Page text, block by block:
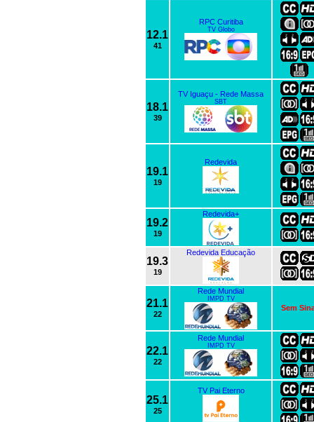
12.1
41
RPC Curitiba
TV Globo
18.1
39
TV Iguaçu - Rede Massa
SBT
19.1
19
Redevida
19.2
19
Redevida+
19.3
19
Redevida Educação
21.1
22
Rede Mundial
IMPD TV
Sem
22.1
22
Rede Mundial
IMPD TV
25.1
25
TV Pai Eterno